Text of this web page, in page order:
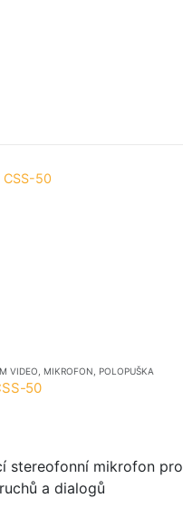
VIDEO MIKROFON POLOPUŠKA
50
stereofonní mikrofon pro
a dialogů